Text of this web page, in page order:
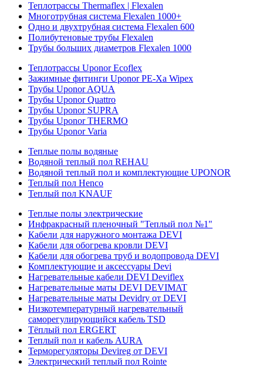
Теплотрассы Thermaflex | Flexalen
Многотрубная система Flexalen 1000+
Одно и двухтрубная система Flexalen 600
Полибутеновые трубы Flexalen
Трубы больших диаметров Flexalen 1000
Теплотрассы Uponor Ecoflex
Зажимные фитинги Uponor PE-Xa Wipex
Трубы Uponor AQUA
Трубы Uponor Quattro
Трубы Uponor SUPRA
Трубы Uponor THERMO
Трубы Uponor Varia
Теплые полы водяные
Водяной теплый пол REHAU
Водяной теплый пол и комплектующие UPONOR
Теплый пол Henco
Теплый пол KNAUF
Теплые полы электрические
Инфракрасный пленочный "Теплый пол №1"
Кабели для наружного монтажа DEVI
Кабели для обогрева кровли DEVI
Кабели для обогрева труб и водопровода DEVI
Комплектующие и аксессуары Devi
Нагревательные кабели DEVI Deviflex
Нагревательные маты DEVI DEVIMAT
Нагревательные маты Devidry от DEVI
Низкотемпературный нагревательный
саморегулирующийся кабель TSD
Тёплый пол ERGERT
Теплый пол и кабель AURA
Терморегуляторы Devireg от DEVI
Электрический теплый пол Rointe